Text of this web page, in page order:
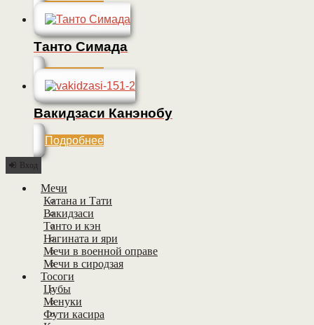
Подробнее
Танто Симада
Подробнее
Вакидзаси Канэнобу
Подробнее
Вход
Мечи
Катана и Тати
Вакидзаси
Танто и кэн
Нагината и яри
Мечи в военной оправе
Мечи в сиродзая
Тосоги
Цубы
Менуки
Фути касира